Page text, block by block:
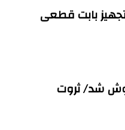
بابت قطعی
شد/ ثروت